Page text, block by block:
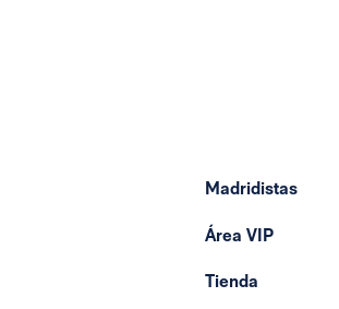
Madridistas
Área VIP
Tienda